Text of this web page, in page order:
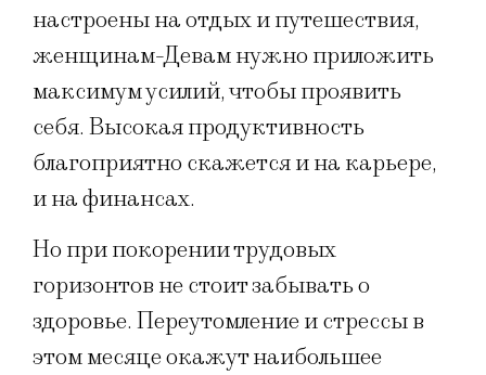
настроены на отдых и путешествия,
женщинам-Девам нужно приложить
максимум усилий, чтобы проявить
себя. Высокая продуктивность
благоприятно скажется и на карьере,
и на финансах.
Но при покорении трудовых
горизонтов не стоит забывать о
здоровье. Переутомление и стрессы в
этом месяце окажут наибольшее